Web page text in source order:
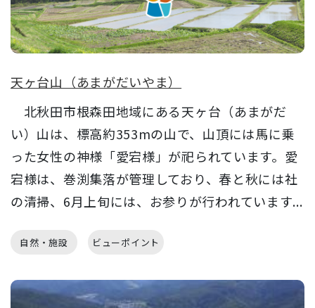
天ヶ台山（あまがだいやま）
北秋田市根森田地域にある天ヶ台（あまがだ
い）山は、標高約353mの山で、山頂には馬に乗
った女性の神様「愛宕様」が祀られています。愛
宕様は、巻渕集落が管理しており、春と秋には社
の清掃、6月上旬には、お参りが行われています...
自然・施設 ビューポイント